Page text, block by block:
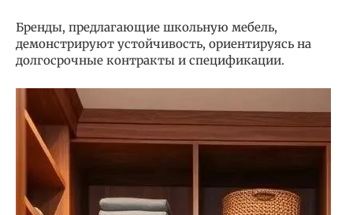
Бренды, предлагающие школьную мебель,
демонстрируют устойчивость, ориентируясь на
долгосрочные контракты и спецификации.